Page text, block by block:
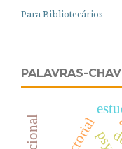
Para Bibliotecários
PALAVRAS-